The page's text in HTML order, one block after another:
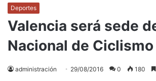
Deportes
Valencia será sede
Nacional de
administración 29/08/2016 0 180